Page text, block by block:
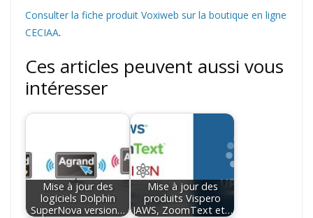
Consulter la fiche produit Voxiweb sur la boutique en ligne
CECIAA.
Ces articles peuvent aussi vous
intéresser
Mise à jour des
logiciels Dolphin
SuperNova version…
Mise à jour des
produits Vispero
JAWS, ZoomText et…